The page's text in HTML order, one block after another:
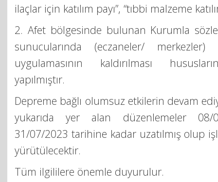
ilaçlar için katılım payı”, “tıbbi malzeme
2. Afet bölgesinde bulunan Kurumla
sunucularında (eczaneler/
uygulamasının kaldırılması
yapılmıştır.
Depreme bağlı olumsuz etkilerin devam
yukarıda yer alan düzenlemeler 08/
31/07/2023 tarihine kadar uzatılmış olup
yürütülecektir.
Tüm ilgililere önemle duyurulur.